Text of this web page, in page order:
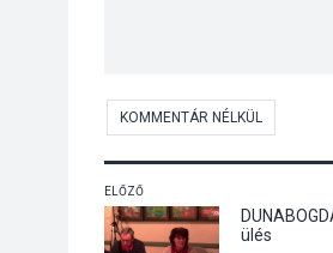
KOMMENTÁR NÉLKÜL
ELŐZŐ
ülés